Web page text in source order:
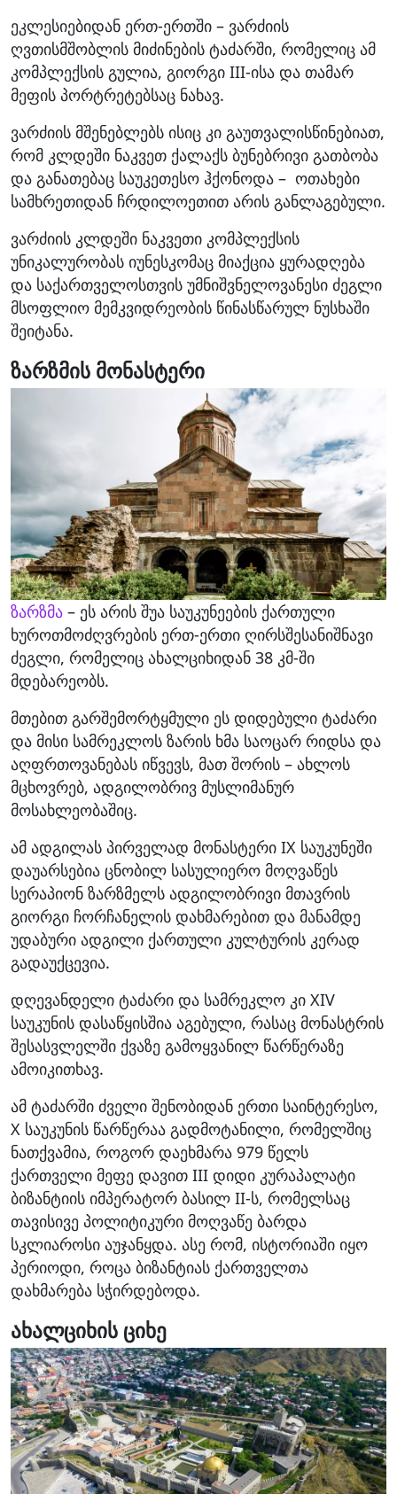
ეკლესიებიდან ერთ-ერთში – ვარძიის
ღვთისმშობლის მიძინების ტაძარში, რომელიც ამ
კომპლექსის გულია, გიორგი III-ისა და თამარ
მეფის პორტრეტებსაც ნახავ.
ვარძიის მშენებლებს ისიც კი გაუთვალისწინებიათ,
რომ კლდეში ნაკვეთ ქალაქს ბუნებრივი გათბობა
და განათებაც საუკეთესო ჰქონოდა – ოთახები
სამხრეთიდან ჩრდილოეთით არის განლაგებული.
ვარძიის კლდეში ნაკვეთი კომპლექსის
უნიკალურობას იუნესკომაც მიაქცია ყურადღება
და საქართველოსთვის უმნიშვნელოვანესი ძეგლი
მსოფლიო მემკვიდრეობის წინასწარულ ნუსხაში
შეიტანა.
ზარზმის მონასტერი
ზარზმა – ეს არის შუა საუკუნეების ქართული
ხუროთმოძღვრების ერთ-ერთი ღირსშესანიშნავი
ძეგლი, რომელიც ახალციხიდან 38 კმ-ში
მდებარეობს.
მთებით გარშემორტყმული ეს დიდებული ტაძარი
და მისი სამრეკლოს ზარის ხმა საოცარ რიდსა და
აღფრთოვანებას იწვევს, მათ შორის – ახლოს
მცხოვრებ, ადგილობრივ მუსლიმანურ
მოსახლეობაშიც.
ამ ადგილას პირველად მონასტერი IX საუკუნეში
დაუარსებია ცნობილ სასულიერო მოღვაწეს
სერაპიონ ზარზმელს ადგილობრივი მთავრის
გიორგი ჩორჩანელის დახმარებით და მანამდე
უდაბური ადგილი ქართული კულტურის კერად
გადაუქცევია.
დღევანდელი ტაძარი და სამრეკლო კი XIV
საუკუნის დასაწყისშია აგებული, რასაც მონასტრის
შესასვლელში ქვაზე გამოყვანილ წარწერაზე
ამოიკითხავ.
ამ ტაძარში ძველი შენობიდან ერთი საინტერესო,
X საუკუნის წარწერაა გადმოტანილი, რომელშიც
ნათქვამია, როგორ დაეხმარა 979 წელს
ქართველი მეფე დავით III დიდი კურაპალატი
ბიზანტიის იმპერატორ ბასილ II-ს, რომელსაც
თავისივე პოლიტიკური მოღვაწე ბარდა
სკლიაროსი აუჯანყდა. ასე რომ, ისტორიაში იყო
პერიოდი, როცა ბიზანტიას ქართველთა
დახმარება სჭირდებოდა.
ახალციხის ციხე